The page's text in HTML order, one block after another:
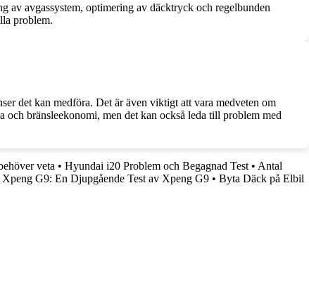
av avgassystem, optimering av däcktryck och regelbunden
problem.
det kan medföra. Det är även viktigt att vara medveten om
bränsleekonomi, men det kan också leda till problem med
veta • Hyundai i20 Problem och Begagnad Test • Antal
Xpeng G9: En Djupgående Test av Xpeng G9 • Byta Däck på Elbil